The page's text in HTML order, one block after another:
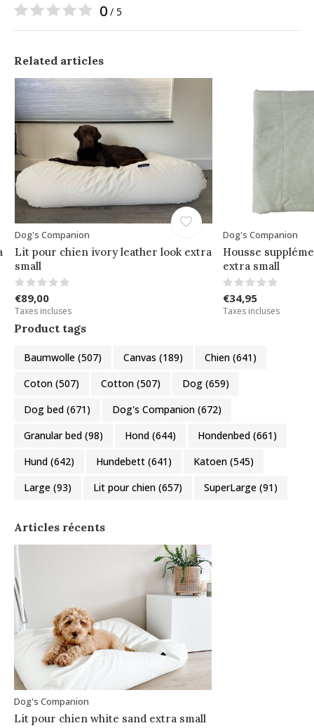
0 / 5
Related articles
Dog's Companion
Lit pour chien ivory leather look extra
small
€89,00
Taxes incluses
Dog's Companion
Housse
extra small
€34,95
Taxes incluses
Product tags
Baumwolle (507) Canvas (189) Chien (641)
Coton (507) Cotton (507) Dog (659)
Dog bed (671) Dog's Companion (672)
Granular bed (98) Hond (644) Hondenbed (661)
Hund (642) Hundebett (641) Katoen (545)
Large (93) Lit pour chien (657) SuperLarge (91)
Articles récents
Dog's Companion
Lit pour chien white sand extra small